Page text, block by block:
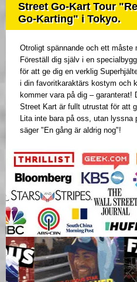
Street Go-Kart Tour
Go-Karting" i Tokyo.
Otroligt spännande och ett måste
Föreställ dig själv i en
för att ge dig en verklig
i din favoritkaraktärs kostym och
kommer vara på dig – garanterat!
Street Kart är fullt utrustat för att
Lita inte bara på oss, utan lyssna
säger "En gång är aldrig nog"!